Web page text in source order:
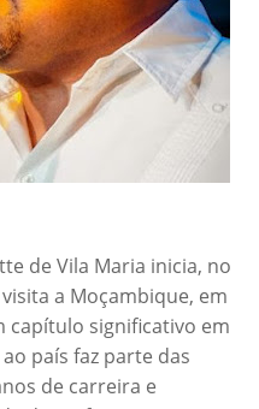
de Vila Maria inicia, no
a Moçambique, em
capítulo significativo em
país faz parte das
de carreira e